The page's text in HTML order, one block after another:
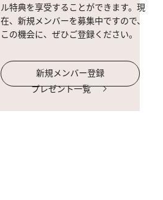
ル特典を享受することができます。現
在、新規メンバーを募集中ですので、
この機会に、ぜひご登録ください。
新規メンバー登録
プレゼント一覧